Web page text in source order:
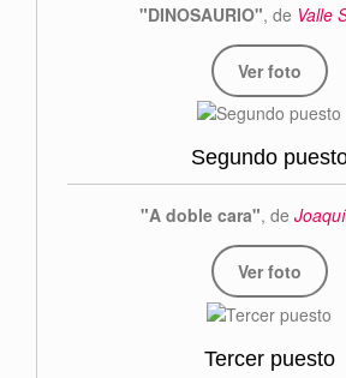
"DINOSAURIO", de Valle
Ver foto
Segundo
"A doble cara", de
Ver foto
Tercer puesto